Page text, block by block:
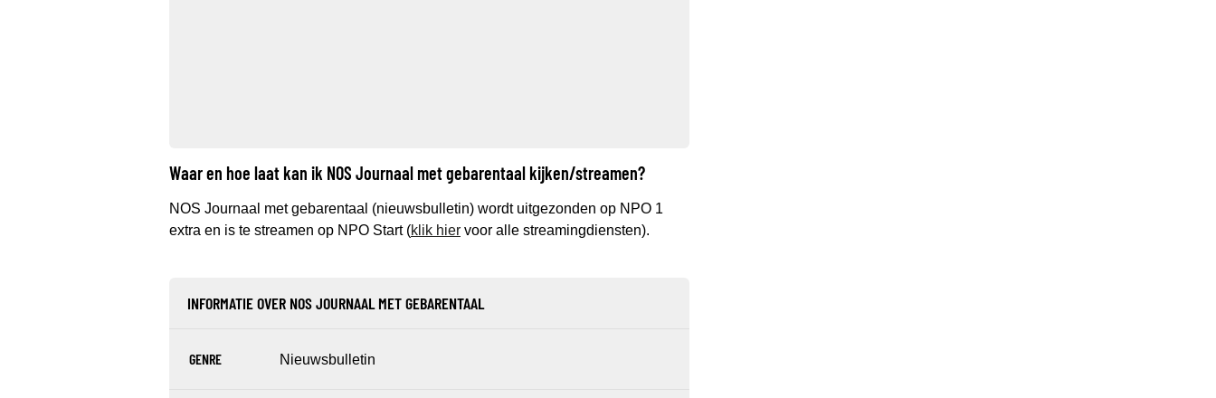
Waar en hoe laat kan ik NOS Journaal met gebarentaal kijken/streamen?
NOS Journaal met gebarentaal (nieuwsbulletin) wordt uitgezonden op NPO 1
extra en is te streamen op NPO Start (klik hier voor alle streamingdiensten).
INFORMATIE OVER NOS JOURNAAL MET GEBARENTAAL
GENRE Nieuwsbulletin